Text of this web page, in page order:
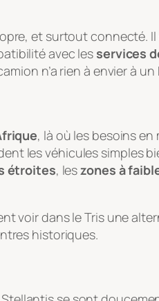
et surtout connecté.
avec les services
n’a rien à envier à
, là où les besoins
les véhicules simples
étroites, leszones à
voir dans le Tris une
historiques.